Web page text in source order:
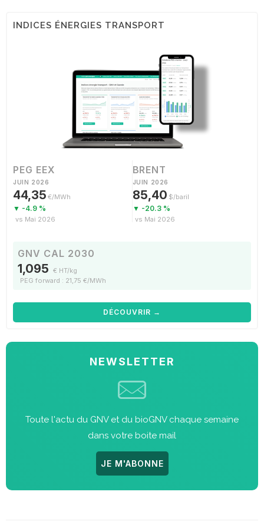
INDICES ÉNERGIES TRANSPORT
PEG EEX
JUIN 2026
44,35 €/MWh
▼ -4.9 %
vs Mai 2026
BRENT
JUIN 2026
85,40 $/baril
▼ -20.3 %
vs Mai 2026
GNV CAL 2030
1,095 € HT/kg
PEG forward : 21,75 €/MWh
DÉCOUVRIR →
NEWSLETTER
Toute l'actu du GNV et du bioGNV chaque semaine
dans votre boite mail
JE M'ABONNE